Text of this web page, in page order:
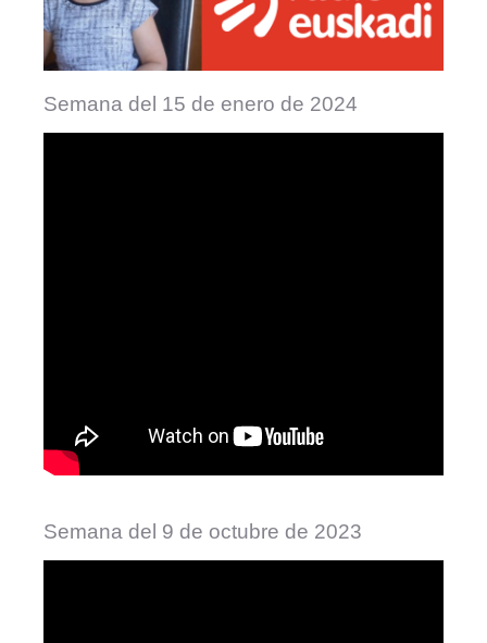
Semana del 15 de enero de 2024
Semana del 9 de octubre de 2023